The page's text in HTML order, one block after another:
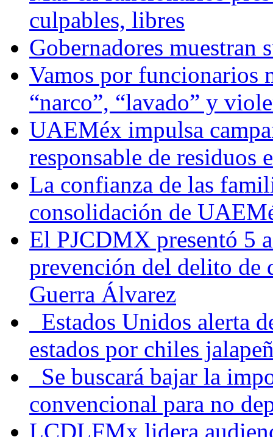
culpables, libres
Gobernadores muestran
Vamos por funcionarios
“narco”, “lavado” y
UAEMéx impulsa
responsable de residuos
La confianza de las
consolidación de
El PJCDMX presentó 5
prevención del delito de
Guerra Álvarez
Estados Unidos alerta
estados por chiles
Se buscará bajar la
convencional para no
LCDLFMx lidera